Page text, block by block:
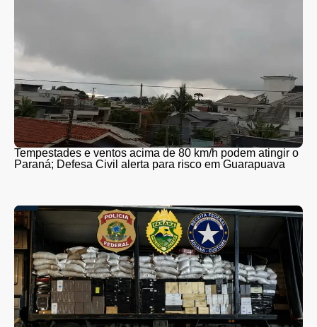
Tempestades e ventos acima de 80 km/h podem atingir o
Paraná; Defesa Civil alerta para risco em Guarapuava